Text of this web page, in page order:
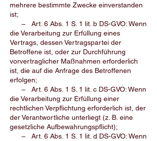
mehrere bestimmte Zwecke einverstanden
ist;
– Art. 6 Abs. 1 S. 1 lit. b DS-GVO: Wenn
die Verarbeitung zur Erfüllung eines
Vertrags, dessen Vertragspartei der
Betroffene ist, oder zur Durchführung
vorvertraglicher Maßnahmen erforderlich
ist, die auf die Anfrage des Betroffenen
erfolgen;
– Art. 6 Abs. 1 S. 1 lit. c DS-GVO: Wenn
die Verarbeitung zur Erfüllung einer
rechtlichen Verpflichtung erforderlich ist, der
der Verantwortliche unterliegt (z. B. eine
gesetzliche Aufbewahrungspflicht);
– Art. 6 Abs. 1 S. 1 lit. d DS-GVO: Wenn